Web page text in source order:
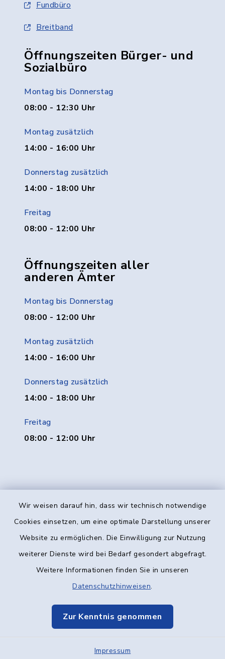
Wir weisen darauf hin, dass wir technisch notwendige
Cookies einsetzen, um eine optimale Darstellung unserer
Website zu ermöglichen. Die Einwilligung zur Nutzung
weiterer Dienste wird bei Bedarf gesondert abgefragt.
Weitere Informationen finden Sie in unseren
Datenschutzhinweisen.
Zur Kenntnis genommen
Impressum
Fundbüro
Breitband
Öffnungszeiten Bürger- und
Sozialbüro
Montag bis Donnerstag
08:00 - 12:30 Uhr
Montag zusätzlich
14:00 - 16:00 Uhr
Donnerstag zusätzlich
14:00 - 18:00 Uhr
Freitag
08:00 - 12:00 Uhr
Öffnungszeiten aller
anderen Ämter
Montag bis Donnerstag
08:00 - 12:00 Uhr
Montag zusätzlich
14:00 - 16:00 Uhr
Donnerstag zusätzlich
14:00 - 18:00 Uhr
Freitag
08:00 - 12:00 Uhr
Kontakt
Datenschutz
Elektronische Kommunikation
Sitemap